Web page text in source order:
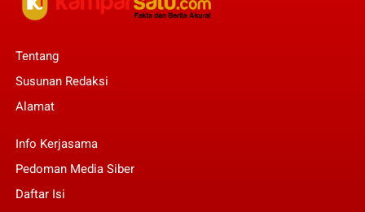
Tentang
Susunan Redaksi
Alamat
Info Kerjasama
Pedoman Media Siber
Daftar Isi